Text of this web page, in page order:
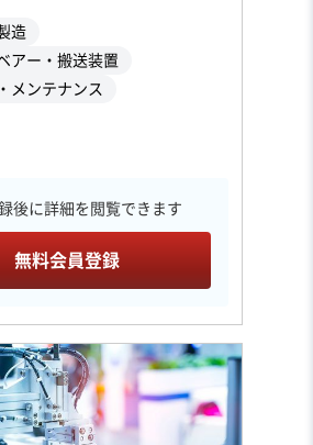
造
アー・搬送装置
メンテナンス
後に詳細を閲覧できます
無料会員登録